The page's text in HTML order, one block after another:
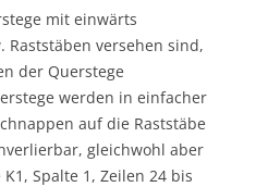
mit einwärts
Raststäben versehen sind,
der Querstege
werden in einfacher
auf die Raststäbe
gleichwohl aber
Spalte 1, Zeilen 24 bis